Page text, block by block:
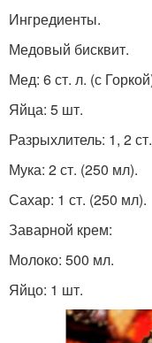
Ингредиенты.
Медовый бисквит.
Мед: 6 ст. л. (с
Яйца: 5 шт.
Разрыхлитель: 1, 2
Мука: 2 ст. (250 мл).
Сахар: 1 ст. (250 мл).
Заварной крем:
Молоко: 500 мл.
Яйцо: 1 шт.